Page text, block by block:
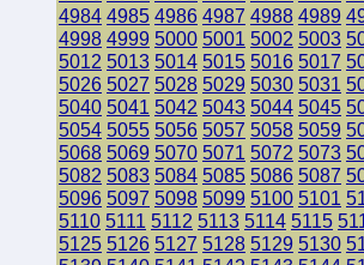
4984 4985 4986 4987 4988 4989
4998 4999 5000 5001 5002 5003
5012 5013 5014 5015 5016 5017
5026 5027 5028 5029 5030 5031
5040 5041 5042 5043 5044 5045
5054 5055 5056 5057 5058 5059
5068 5069 5070 5071 5072 5073
5082 5083 5084 5085 5086 5087
5096 5097 5098 5099 5100 5101
5110 5111 5112 5113 5114 5115
5125 5126 5127 5128 5129 5130